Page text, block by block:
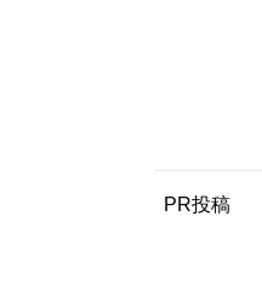
PR投稿